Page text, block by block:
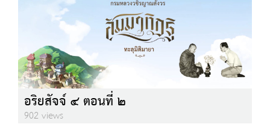
อริยสัจจ์ ๔ ตอนที่ ๒
902 views